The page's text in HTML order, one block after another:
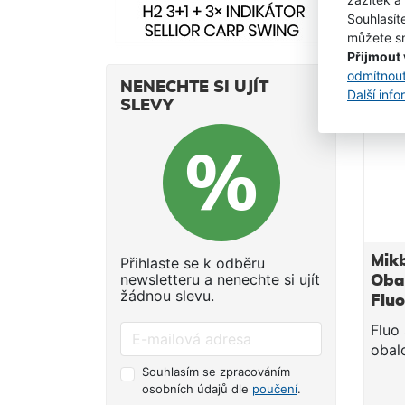
můžete
Přijmout
Další
NENECHTE SI UJÍT
SLEVY
Přihlaste se k odběru
newsletteru a nenechte si ujít
žádnou slevu.
Souhlasím se zpracováním
osobních údajů dle poučení.
PVA
to
si
jsou
je
Fluo